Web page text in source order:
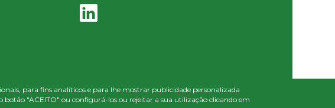
para fins analíticos e para lhe mostrar publicidade personalizada
botão "ACEITO" ou configurá-los ou rejeitar a sua utilização clicando em